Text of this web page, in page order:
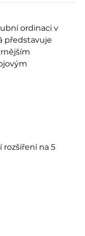
ordinaci v
představuje
rozšíření na 5